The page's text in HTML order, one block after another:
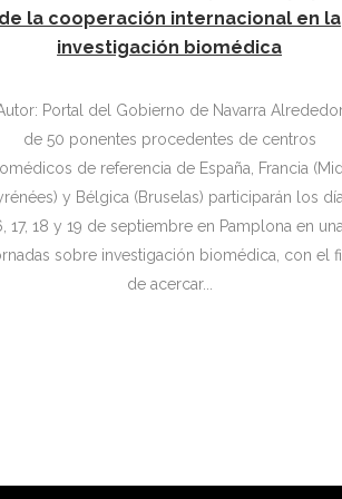
de la cooperación internacional en la
investigación biomédica
Portal del Gobierno de Navarra Alrededor
de 50 ponentes procedentes de centros
de referencia de España, Francia
y Bélgica (Bruselas) participarán los
17, 18 y 19 de septiembre en Pamplona en
sobre investigación biomédica, con el
de acercar...